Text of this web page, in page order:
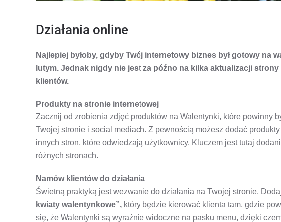
Działania online
Najlepiej byłoby, gdyby Twój internetowy biznes był gotowy na
lutym. Jednak nigdy nie jest za późno na kilka aktualizacji
klientów.
Produkty na stronie internetowej
Zacznij od zrobienia zdjęć produktów na Walentynki, które powinny
Twojej stronie i social mediach. Z pewnością możesz dodać
innych stron, które odwiedzają użytkownicy. Kluczem jest tutaj
różnych stronach.
Namów klientów do działania
Świetną praktyką jest wezwanie do działania na Twojej stronie.
kwiaty walentynkowe”, który będzie kierować klienta tam, gdzie
się, że Walentynki są wyraźnie widoczne na pasku menu, dzięki